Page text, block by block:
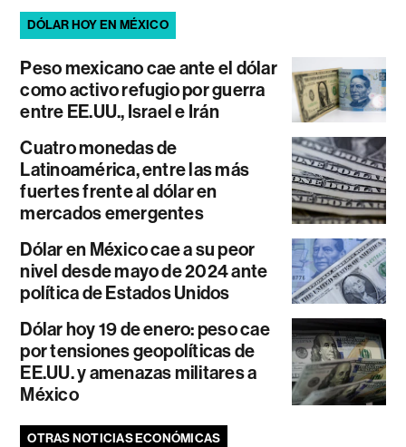
DÓLAR HOY EN MÉXICO
Peso mexicano cae ante el dólar
como activo refugio por guerra
entre EE.UU., Israel e Irán
Cuatro monedas de
Latinoamérica, entre las más
fuertes frente al dólar en
mercados emergentes
Dólar en México cae a su peor
nivel desde mayo de 2024 ante
política de Estados Unidos
Dólar hoy 19 de enero: peso cae
por tensiones geopolíticas de
EE.UU. y amenazas militares a
México
OTRAS NOTICIAS ECONÓMICAS